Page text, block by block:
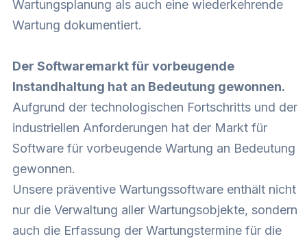
Wartungsplanung als auch eine wiederkehrende
Wartung dokumentiert.
Der Softwaremarkt für vorbeugende
Instandhaltung hat an Bedeutung gewonnen.
Aufgrund der technologischen Fortschritts und der
industriellen Anforderungen hat der Markt für
Software für vorbeugende Wartung an Bedeutung
gewonnen.
Unsere präventive Wartungssoftware enthält nicht
nur die Verwaltung aller Wartungsobjekte, sondern
auch die Erfassung der Wartungstermine für die